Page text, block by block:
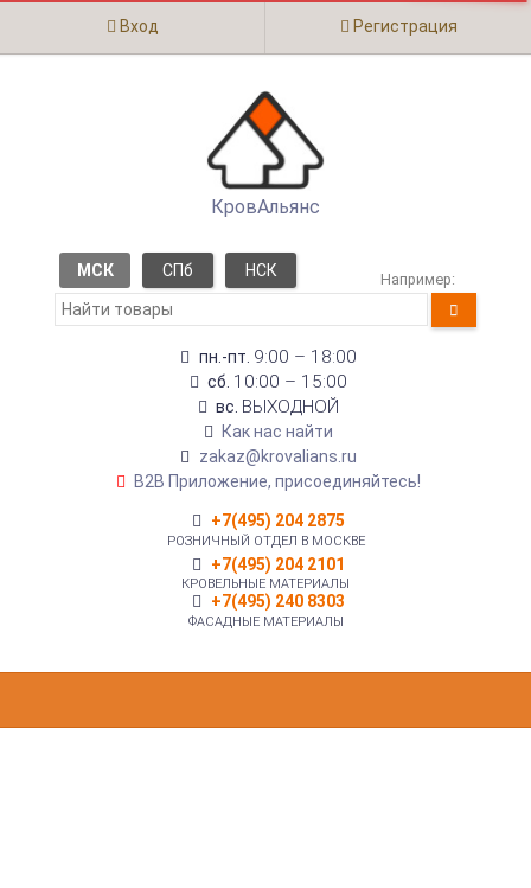
Вход Регистрация
КровАльянс
МСК СПб НСК Например:
пн.-пт. 9:00 – 18:00
сб. 10:00 – 15:00
вс. ВЫХОДНОЙ
Как нас найти
zakaz@krovalians.ru
B2B Приложение, присоединяйтесь!
+7(495) 204 2875
РОЗНИЧНЫЙ ОТДЕЛ В МОСКВЕ
+7(495) 204 2101
КРОВЕЛЬНЫЕ МАТЕРИАЛЫ
+7(495) 240 8303
ФАСАДНЫЕ МАТЕРИАЛЫ